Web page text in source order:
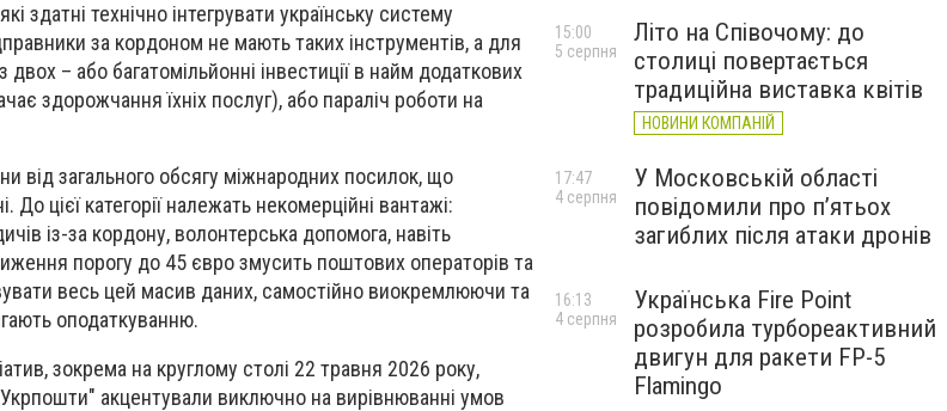
здатні технічно інтегрувати українську систему
за кордоном не мають таких інструментів, а для
– або багатомільйонні інвестиції в найм додаткових
здорожчання їхніх послуг), або параліч роботи на
від загального обсягу міжнародних посилок, що
цієї категорії належать некомерційні вантажі:
із-за кордону, волонтерська допомога, навіть
порогу до 45 євро змусить поштових операторів та
весь цей масив даних, самостійно виокремлюючи та
оподаткуванню.
зокрема на круглому столі 22 травня 2026 року,
акцентували виключно на вирівнюванні умов
Літо на Співочому: до
столиці повертається
традиційна виставка квітів
НОВИНИ КОМПАНІЙ
15:00
5 серпня
У Московській області
повідомили про п’ятьох
загиблих після атаки дронів
17:47
4 серпня
Українська Fire Point
розробила турбореактивний
двигун для ракети FP-5
Flamingo
16:13
4 серпня